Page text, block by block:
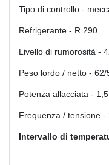
Tipo di controllo -
Refrigerante - R 290
Livello di rumorosità -
Peso lordo / netto - 62/
Potenza allacciata -
Frequenza / tensione -
Intervallo di